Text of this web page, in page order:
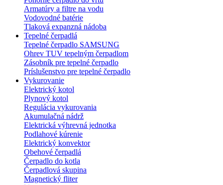
Armatúry a filtre na vodu
Vodovodné batérie
Tlaková expanzná nádoba
Tepelné čerpadlá
Tepelné čerpadlo SAMSUNG
Ohrev TUV tepelným čerpadlom
Zásobník pre tepelné čerpadlo
Príslušenstvo pre tepelné čerpadlo
Vykurovanie
Elektrický kotol
Plynový kotol
Regulácia vykurovania
Akumulačná nádrž
Elektrická výhrevná jednotka
Podlahové kúrenie
Elektrický konvektor
Obehové čerpadlá
Čerpadlo do kotla
Čerpadlová skupina
Magnetický fliter